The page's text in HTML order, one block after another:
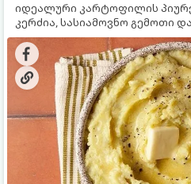
იდეალური კარტოფილის პიურე
კერძია, სასიამოვნო გემოთი
ფერით. მისი მომზადება
არსებობს რამდენიმე
იცოდეთ, რომ პიურე